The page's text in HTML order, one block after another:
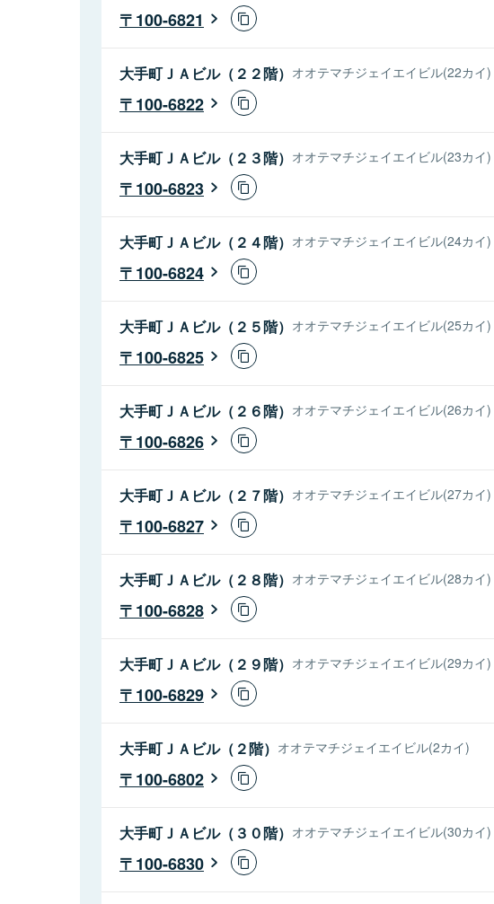
100-6821
大手町ＪＡビル（２２階） オオテマチジェイエイビル(22カイ)
100-6822
大手町ＪＡビル（２３階） オオテマチジェイエイビル(23カイ)
100-6823
大手町ＪＡビル（２４階） オオテマチジェイエイビル(24カイ)
100-6824
大手町ＪＡビル（２５階） オオテマチジェイエイビル(25カイ)
100-6825
大手町ＪＡビル（２６階） オオテマチジェイエイビル(26カイ)
100-6826
大手町ＪＡビル（２７階） オオテマチジェイエイビル(27カイ)
100-6827
大手町ＪＡビル（２８階） オオテマチジェイエイビル(28カイ)
100-6828
大手町ＪＡビル（２９階） オオテマチジェイエイビル(29カイ)
100-6829
大手町ＪＡビル（２階） オオテマチジェイエイビル(2カイ)
100-6802
大手町ＪＡビル（３０階） オオテマチジェイエイビル(30カイ)
100-6830